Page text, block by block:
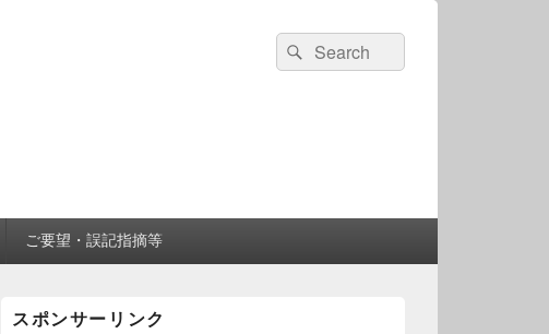
検
索:
検
索
ご要望・誤記指摘等
イスポンサーリンク